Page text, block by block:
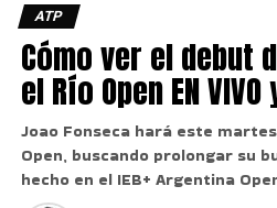
ATP
Cómo ver el debut
el Río Open EN VIVO
Joao Fonseca hará este
Open, buscando prolongar su
hecho en el IEB+ Argentina